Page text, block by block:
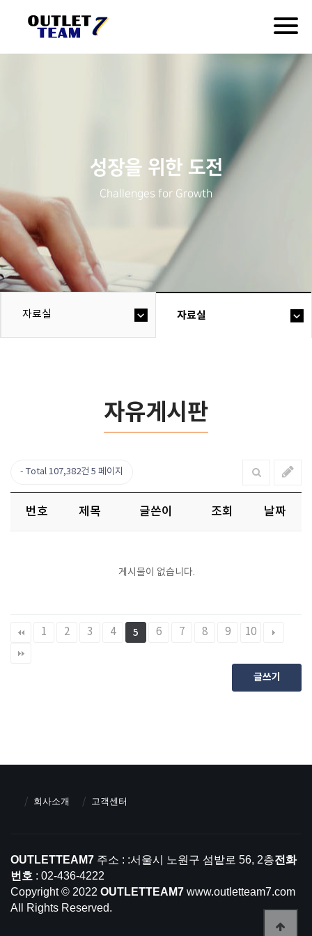
성장을 위한 도전
Challenges for Growth
자료실 자료실
자유게시판
Total 107,382건 5 페이지
번호 제목 글쓴이 조회 날짜
게시물이 없습니다.
1 2 3 4 5 6 7 8 9 10
글쓰기
회사소개 고객센터
OUTLETTEAM7 주소 : :서울시 노원구 섬밭로 56, 2층전화
번호 : 02-436-4222
Copyright © 2022 OUTLETTEAM7 www.outletteam7.com
All Rights Reserved.